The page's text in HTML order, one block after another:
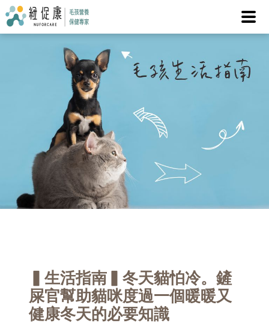
▍生活指南▍冬天貓怕冷。鏟
屎官幫助貓咪度過一個暖暖又
健康冬天的必要知識